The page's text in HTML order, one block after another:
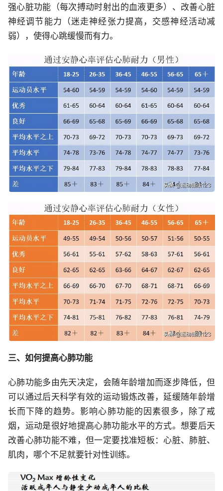
强心脏功能（每次搏动时射出的血液更多）、改善心脏
神经调节能力（迷走神经张力提高，交感神经活动减
弱），使得心跳缓慢而有力。
三、如何提高心肺功能
心肺功能多由先天决定，会随年龄增加而逐步降低，但
可以通过后天科学有效的运动锻炼改善，延缓随年龄增
长而下降的趋势。影响心肺功能的因素很多，除了戒
烟，运动是很好地提高心肺功能水平的方式。想要后天
改善心肺功能不难，但一定要找准短板：心脏、肺脏、
肌肉，哪个不足就要针对性训练。